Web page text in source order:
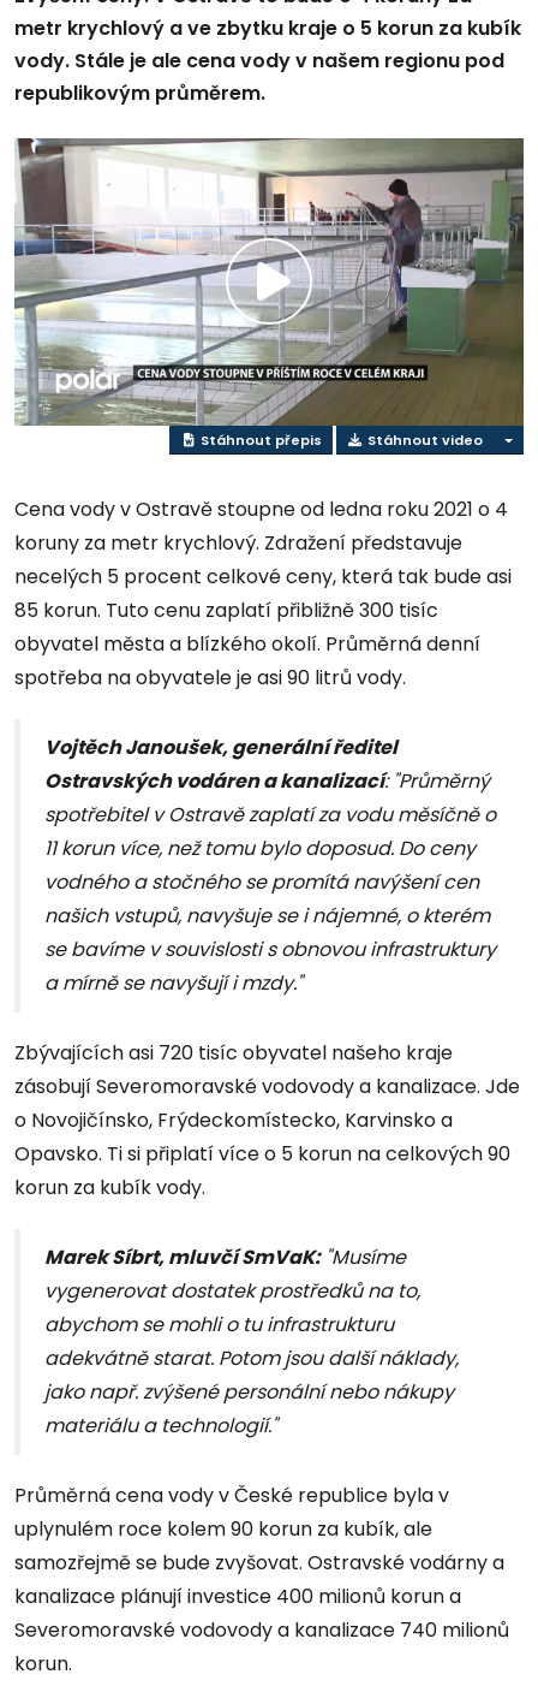
metr krychlový a ve zbytku kraje o 5 korun za kubík
vody. Stále je ale cena vody v našem regionu pod
republikovým průměrem.
Přehrát
video
Stáhnout přepis Stáhnout video
Cena vody v Ostravě stoupne od ledna roku 2021 o 4
koruny za metr krychlový. Zdražení představuje
necelých 5 procent celkové ceny, která tak bude asi
85 korun. Tuto cenu zaplatí přibližně 300 tisíc
obyvatel města a blízkého okolí. Průměrná denní
spotřeba na obyvatele je asi 90 litrů vody.
Vojtěch Janoušek, generální ředitel
Ostravských vodáren a kanalizací: "Průměrný
spotřebitel v Ostravě zaplatí za vodu měsíčně o
11 korun více, než tomu bylo doposud. Do ceny
vodného a stočného se promítá navýšení cen
našich vstupů, navyšuje se i nájemné, o kterém
se bavíme v souvislosti s obnovou infrastruktury
a mírně se navyšují i mzdy."
Zbývajících asi 720 tisíc obyvatel našeho kraje
zásobují Severomoravské vodovody a kanalizace. Jde
o Novojičínsko, Frýdeckomístecko, Karvinsko a
Opavsko. Ti si připlatí více o 5 korun na celkových 90
korun za kubík vody.
Marek Síbrt, mluvčí SmVaK:"Musíme
vygenerovat dostatek prostředků na to,
abychom se mohli o tu infrastrukturu
adekvátně starat. Potom jsou další náklady,
jako např. zvýšené personální nebo nákupy
materiálu a technologií."
Průměrná cena vody v České republice byla v
uplynulém roce kolem 90 korun za kubík, ale
samozřejmě se bude zvyšovat. Ostravské vodárny a
kanalizace plánují investice 400 milionů korun a
Severomoravské vodovody a kanalizace 740 milionů
korun.